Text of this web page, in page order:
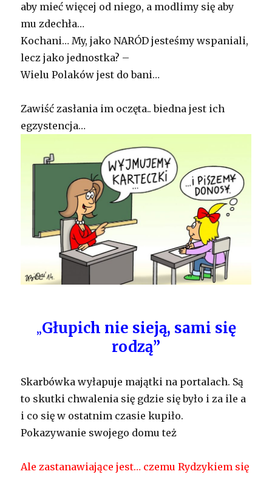
aby mieć więcej od niego, a modlimy się aby
mu zdechła…
Kochani… My, jako NARÓD jesteśmy wspaniali,
lecz jako jednostka? –
Wielu Polaków jest do bani…
Zawiść zasłania im oczęta.. biedna jest ich
egzystencja…
„Głupich nie sieją, sami się
rodzą”
Skarbówka wyłapuje majątki na portalach. Są
to skutki chwalenia się gdzie się było i za ile a
i co się w ostatnim czasie kupiło.
Pokazywanie swojego domu też
Ale zastanawiające jest… czemu Rydzykiem się